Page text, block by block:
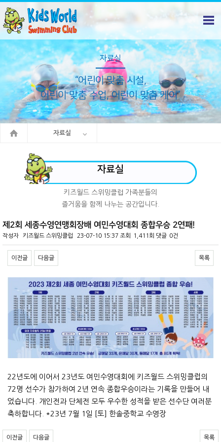
자료실
“어린이 맞춤 시설,
어린이 맞춤 수업, 어린이 맞춤 케어”
자료실
자료실
키즈월드 스위밍클럽 가족분들의
즐거움을 함께 나누는 공간입니다.
제2회 세종수영연맹회장배 여민수영대회 종합우승 2연패!
작성자 키즈월드 스위밍클럽 23-07-10 15:37 조회 1,411회 댓글 0건
이전글 다음글 목록
22년도에 이어서 23년도 여민수영대회에 키즈월드 스위밍클럽의
72명 선수가 참가하여 2년 연속 종합우승이라는 기록을 만들어 내
었습니다. 개인전과 단체전 모두 우수한 성적을 받은 선수단 여러분
축하합니다. *23년 7월 1일 [토] 한솔중학교 수영장
이전글 다음글 목록